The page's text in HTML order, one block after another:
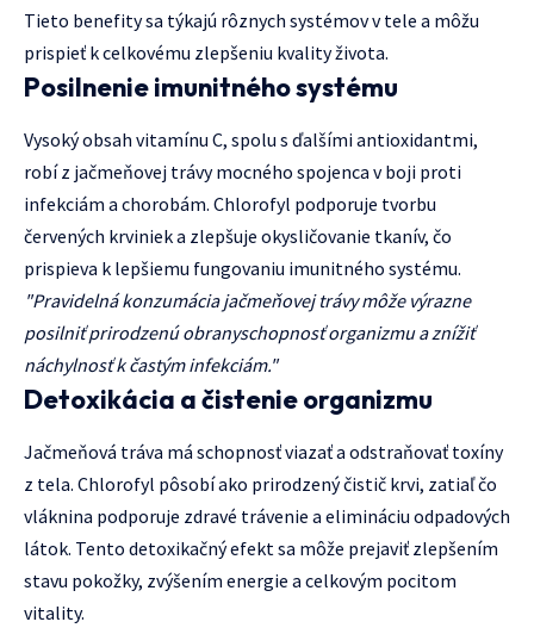
Tieto benefity sa týkajú rôznych systémov v tele a môžu
prispieť k celkovému zlepšeniu kvality života.
Posilnenie imunitného systému
Vysoký obsah vitamínu C, spolu s ďalšími antioxidantmi,
robí z jačmeňovej trávy mocného spojenca v boji proti
infekciám a chorobám. Chlorofyl podporuje tvorbu
červených krviniek a zlepšuje okysličovanie tkanív, čo
prispieva k lepšiemu fungovaniu imunitného systému.
"Pravidelná konzumácia jačmeňovej trávy môže výrazne
posilniť prirodzenú obranyschopnosť organizmu a znížiť
náchylnosť k častým infekciám."
Detoxikácia a čistenie organizmu
Jačmeňová tráva má schopnosť viazať a odstraňovať toxíny
z tela. Chlorofyl pôsobí ako prirodzený čistič krvi, zatiaľ čo
vláknina podporuje zdravé trávenie a elimináciu odpadových
látok. Tento detoxikačný efekt sa môže prejaviť zlepšením
stavu pokožky, zvýšením energie a celkovým pocitom
vitality.